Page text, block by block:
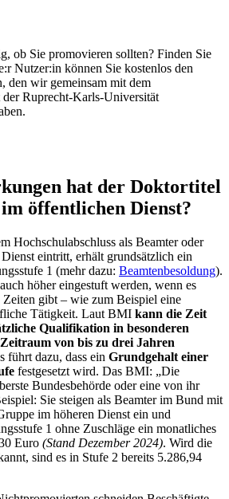
ob Sie promovieren sollten? Finden Sie
Nutzer:in können Sie kostenlos den
den wir gemeinsam mit dem
Ruprecht-Karls-Universität
hat der Doktortitel
öffentlichen Dienst?
Hochschulabschluss als Beamter oder
eintritt, erhält grundsätzlich ein
1 (mehr dazu: Beamtenbesoldung).
höher eingestuft werden, wenn es
gibt – wie zum Beispiel eine
Tätigkeit. Laut BMI kann die Zeit
Qualifikation in besonderen
von bis zu drei Jahren
führt dazu, dass ein Grundgehalt einer
festgesetzt wird. Das BMI: „Die
Bundesbehörde oder eine von ihr
Sie steigen als Beamter im Bund mit
im höheren Dienst ein und
1 ohne Zuschläge ein monatliches
Euro (Stand Dezember 2024). Wird die
sind es in Stufe 2 bereits 5.286,94